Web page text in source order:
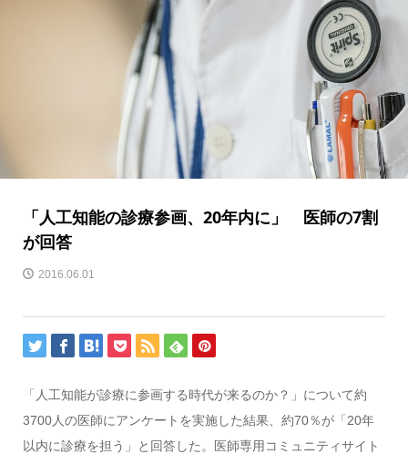
「人工知能の診療参画、20年内に」 医師の7割
が回答
2016.06.01
「人工知能が診療に参画する時代が来るのか？」について約
3700人の医師にアンケートを実施した結果、約70％が「20年
以内に診療を担う」と回答した。医師専用コミュニティサイト